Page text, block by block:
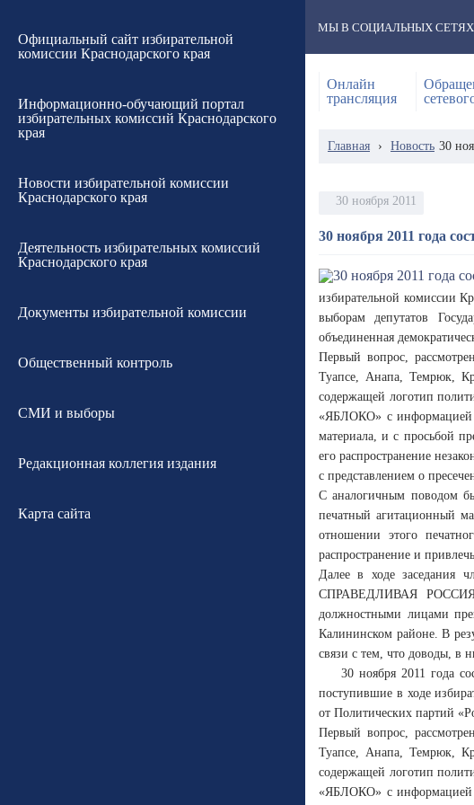
Официальный сайт избирательной
комиссии Краснодарского края
Информационно-обучающий портал
избирательных комиссий Краснодарского
края
Новости избирательной комиссии
Краснодарского края
Деятельность избирательных комиссий
Краснодарского края
Документы избирательной комиссии
Общественный контроль
СМИ и выборы
Редакционная коллегия издания
Карта сайта
МЫ В СОЦИАЛЬНЫХ
Онлайн
трансляция
Главная › Новость 30
30 ноября 2011
30 ноября 2011 года
избирательной комиссии
выборам депутатов
объединенная
Первый вопрос,
Туапсе, Анапа, Темрюк,
содержащей логотип
«ЯБЛОКО» с информацией
материала, и с просьбой
его распространение
с представлением о
С аналогичным поводом
печатный агитационный
отношении этого
распространение и
Далее в ходе заседания
СПРАВЕДЛИВАЯ РОССИЯ,
должностными лицами
Калининском районе. В
связи с тем, что доводы, в
30 ноября 2011 года
поступившие в ходе
от Политических партий
Первый вопрос,
Туапсе, Анапа, Темрюк,
содержащей логотип
«ЯБЛОКО» с информацией